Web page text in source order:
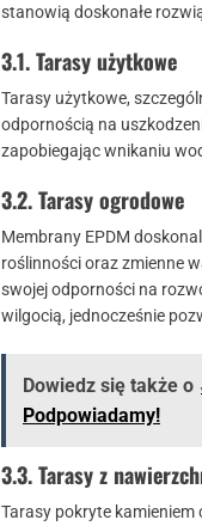
stanowią doskonałe
3.1.Tarasy użytkowe
Tarasy użytkowe,
odpornością na
zapobiegając wnikaniu
3.2.Tarasy ogrodowe
Membrany EPDM
roślinności oraz zmienne
swojej odporności na
wilgocią, jednocześnie
Dowiedz się także o
Podpowiadamy!
3.3.Tarasy z
Tarasy pokryte kamieniem